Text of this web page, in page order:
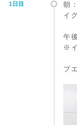
1日目
朝
イ
午
※
プ